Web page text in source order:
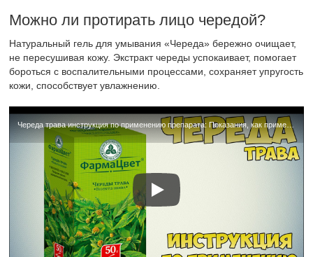
Можно ли протирать лицо чередой?
Натуральный гель для умывания «Череда» бережно очищает,
не пересушивая кожу. Экстракт череды успокаивает, помогает
бороться с воспалительными процессами, сохраняет упругость
кожи, способствует увлажнению.
Череда трава инструкция по применению препарата: Показания, как применять, обзор препарата